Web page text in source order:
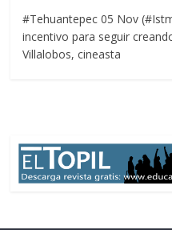
#Tehuantepec 05 Nov
incentivo para seguir
Villalobos, cineasta